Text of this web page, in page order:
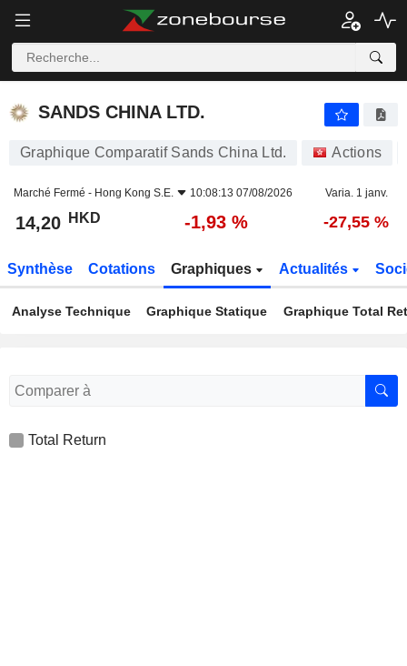
SANDS CHINA LTD.
SANDS CHINA LTD.
Graphique Comparatif Sands China Ltd. Actions
Marché Fermé - Hong Kong S.E. 10:08:13 07/08/2026 Varia. 1 janv.
14,20 HKD -1,93 % -27,55 %
Synthèse Cotations Graphiques Actualités
Analyse Technique Graphique Statique Graphique Total
Total Return